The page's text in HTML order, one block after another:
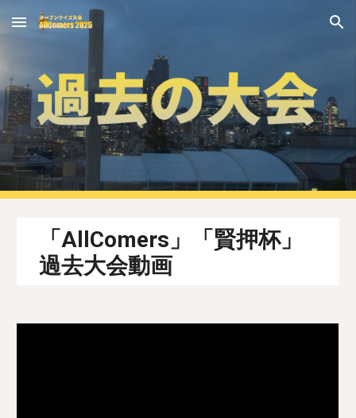
Skip to main content Skip to navigation
「AllComers」「賢押杯」
過去大会動画